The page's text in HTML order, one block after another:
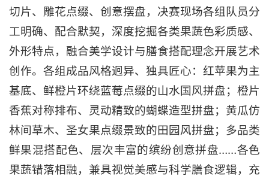
切片、雕花点缀、创意摆盘，决赛现场各组队员分
工明确、配合默契，深度挖掘各类果蔬色彩质感、
外形特点，融合美学设计与膳食搭配理念开展艺术
创作。各组成品风格迥异、独具匠心：红苹果为主
基底、鲜橙片环绕蓝莓点缀的山水国风拼盘；橙片
香蕉对称排布、灵动精致的蝴蝶造型拼盘；黄瓜仿
林间草木、圣女果点缀景致的田园风拼盘；多品类
鲜果混搭配色、层次丰富的缤纷创意拼盘……各色
果蔬错落相融，兼具视觉美感与科学膳食逻辑，充